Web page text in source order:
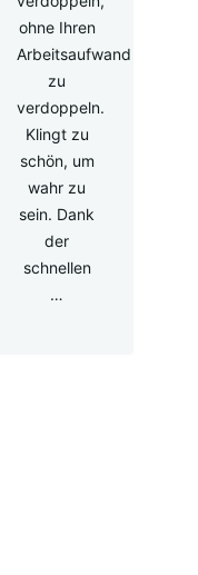
ohne Ihren
Arbeitsaufwand
zu
verdoppeln.
Klingt zu
schön, um
wahr zu
sein. Dank
der
schnellen
…